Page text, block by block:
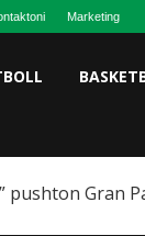
Marketing
pushton Gran